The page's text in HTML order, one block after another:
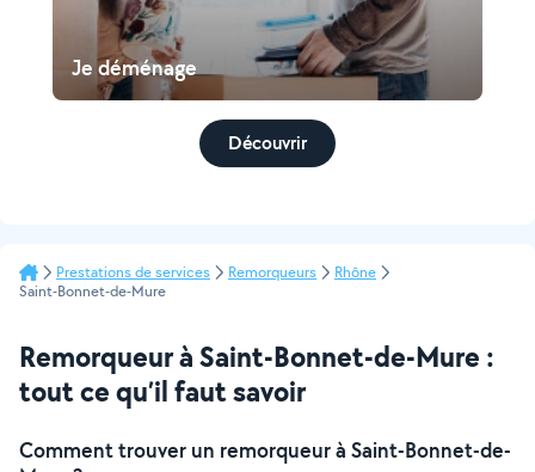
Je déménage
Découvrir
Prestations de services Remorqueurs
Rhône
Saint-Bonnet-de-Mure
Remorqueur à Saint-Bonnet-de-Mure :
tout ce qu’il faut savoir
Comment trouver un remorqueur à Saint-Bonnet-de-